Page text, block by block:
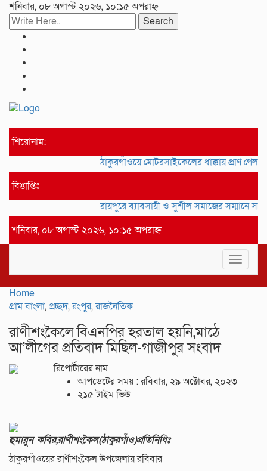
শনিবার, ০৮ অগাস্ট ২০২৬, ১০:১৫ অপরাহ্ন
Search
শিরোনাম:
ঠাকুরগাঁওয়ে মোটরসাইকেলের ধাক্কায় প্রাণ গেল
বিঙাপ্তিঃ
রায়পুরে ব্যাবসায়ী ও সুশীল সমাজের সম্মানে সাইদ
শনিবার, ০৮ অগাস্ট ২০২৬, ১০:১৫ অপরাহ্ন
Toggle
Home
গ্রাম বাংলা,প্রচ্ছদ,রংপুর,রাজনৈতিক
রাণীশংকৈলে বিএনপির হরতাল হয়নি,মাঠে
আ’লীগের প্রতিবাদ মিছিল-গাজীপুর সংবাদ
রিপোর্টারের নাম
আপডেটের সময় : রবিবার, ২৯ অক্টোবর, ২০২৩
২১৫ টাইম ভিউ
হুমায়ুন কবির,রাণীশংকৈল(ঠাকুরগাঁও)প্রতিনিধিঃ
ঠাকুরগাঁওয়ের রাণীশংকৈল উপজেলায় রবিবার